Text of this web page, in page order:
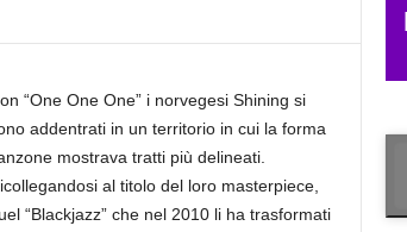
“One One One” i norvegesi Shining si
addentrati in un territorio in cui la forma
mostrava tratti più delineati.
al titolo del loro masterpiece,
“Blackjazz” che nel 2010 li ha trasformati